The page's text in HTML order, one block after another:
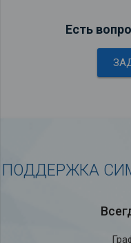
Есть
ПОДДЕРЖКА